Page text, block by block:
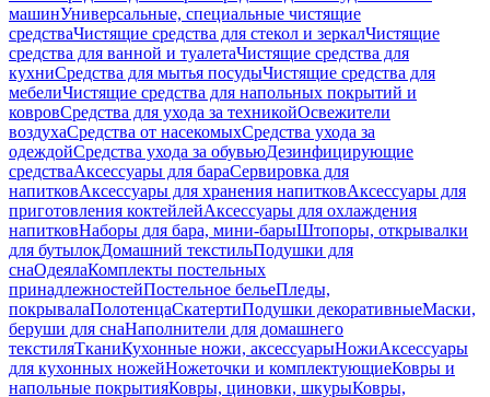
машинУниверсальные, специальные чистящие
средстваЧистящие средства для стекол и зеркалЧистящие
средства для ванной и туалетаЧистящие средства для
кухниСредства для мытья посудыЧистящие средства для
мебелиЧистящие средства для напольных покрытий и
ковровСредства для ухода за техникойОсвежители
воздухаСредства от насекомыхСредства ухода за
одеждойСредства ухода за обувьюДезинфицирующие
средстваАксессуары для бараСервировка для
напитковАксессуары для хранения напитковАксессуары для
приготовления коктейлейАксессуары для охлаждения
напитковНаборы для бара, мини-барыШтопоры, открывалки
для бутылокДомашний текстильПодушки для
снаОдеялаКомплекты постельных
принадлежностейПостельное бельеПледы,
покрывалаПолотенцаСкатертиПодушки декоративныеМаски,
беруши для снаНаполнители для домашнего
текстиляТканиКухонные ножи, аксессуарыНожиАксессуары
для кухонных ножейНожеточки и комплектующиеКовры и
напольные покрытияКовры, циновки, шкурыКовры,